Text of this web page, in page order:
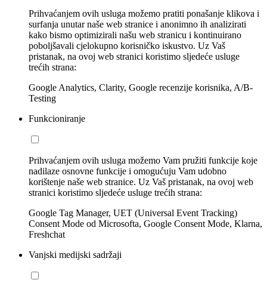
Prihvaćanjem ovih usluga možemo pratiti ponašanje klikova i
surfanja unutar naše web stranice i anonimno ih analizirati
kako bismo optimizirali našu web stranicu i kontinuirano
poboljšavali cjelokupno korisničko iskustvo. Uz Vaš
pristanak, na ovoj web stranici koristimo sljedeće usluge
trećih strana:
Google Analytics, Clarity, Google recenzije korisnika, A/B-
Testing
Funkcioniranje
Prihvaćanjem ovih usluga možemo Vam pružiti funkcije koje
nadilaze osnovne funkcije i omogućuju Vam udobno
korištenje naše web stranice. Uz Vaš pristanak, na ovoj web
stranici koristimo sljedeće usluge trećih strana:
Google Tag Manager, UET (Universal Event Tracking)
Consent Mode od Microsofta, Google Consent Mode, Klarna,
Freshchat
Vanjski medijski sadržaji